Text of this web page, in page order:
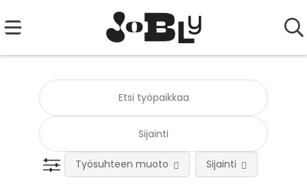
Työsuhteen muoto Sijainti